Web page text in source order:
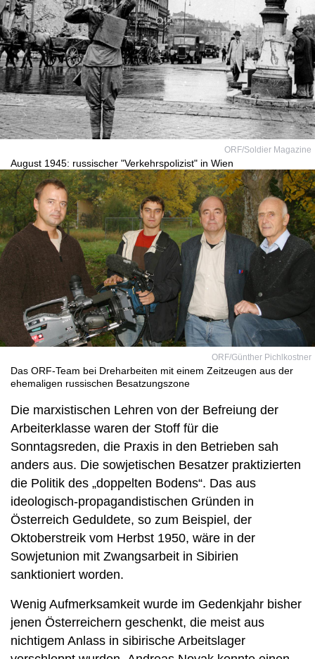
ORF/Soldier Magazine
August 1945: russischer "Verkehrspolizist" in Wien
ORF/Günther Pichlkostner
Das ORF-Team bei Dreharbeiten mit einem Zeitzeugen aus der
ehemaligen russischen Besatzungszone
Die marxistischen Lehren von der Befreiung der
Arbeiterklasse waren der Stoff für die
Sonntagsreden, die Praxis in den Betrieben sah
anders aus. Die sowjetischen Besatzer praktizierten
die Politik des „doppelten Bodens“. Das aus
ideologisch-propagandistischen Gründen in
Österreich Geduldete, so zum Beispiel, der
Oktoberstreik vom Herbst 1950, wäre in der
Sowjetunion mit Zwangsarbeit in Sibirien
sanktioniert worden.
Wenig Aufmerksamkeit wurde im Gedenkjahr bisher
jenen Österreichern geschenkt, die meist aus
nichtigem Anlass in sibirische Arbeitslager